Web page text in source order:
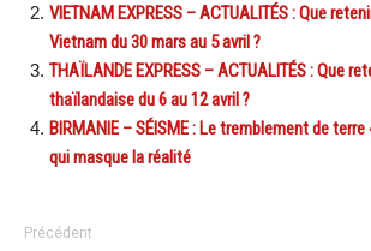
VIETNAM EXPRESS – ACTUALITÉS : Que
Vietnam du 30 mars au 5 avril ?
THAÏLANDE EXPRESS – ACTUALITÉS : Que
thaïlandaise du 6 au 12 avril ?
BIRMANIE – SÉISME : Le tremblement de
qui masque la réalité
Précédent